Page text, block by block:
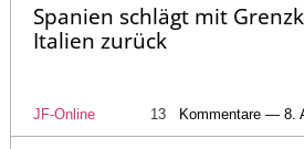
Spanien schlägt mit
Italien zurück
JF-Online 13 Kommentare — 8.